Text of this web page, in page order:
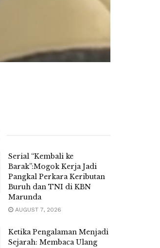
Serial “Kembali ke
Barak”:Mogok Kerja Jadi
Pangkal Perkara Keributan
Buruh dan TNI di KBN
Marunda
AUGUST 7, 2026
Ketika Pengalaman Menjadi
Sejarah: Membaca Ulang